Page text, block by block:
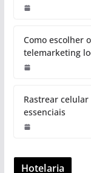
Como escolher
telemarketing
Rastrear
essenciais
Hotelaria